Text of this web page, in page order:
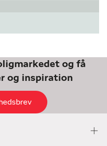
og få
og inspiration